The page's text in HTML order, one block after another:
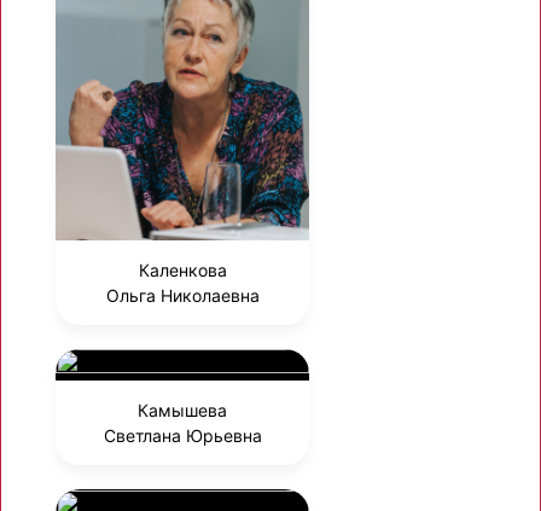
Каленкова
Ольга Николаевна
Камышева
Светлана Юрьевна